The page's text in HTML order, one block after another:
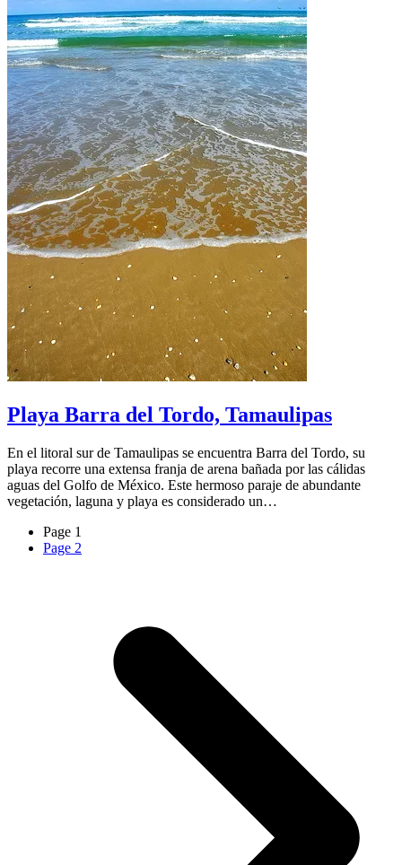
Playa Barra del Tordo, Tamaulipas
En el litoral sur de Tamaulipas se encuentra Barra del Tordo, su
playa recorre una extensa franja de arena bañada por las cálidas
aguas del Golfo de México. Este hermoso paraje de abundante
vegetación, laguna y playa es considerado un…
Page 1
Page 2